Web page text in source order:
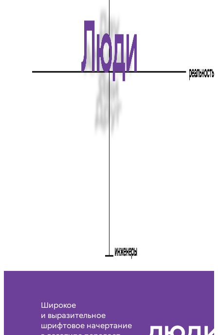
Широкое
и выразительное
шрифтовое начертание